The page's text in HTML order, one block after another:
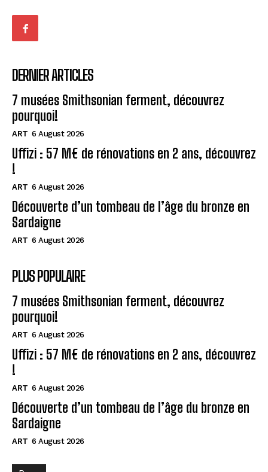
DERNIER ARTICLES
7 musées Smithsonian ferment, découvrez
pourquoi!
ART 6 August 2026
Uffizi : 57 M€ de rénovations en 2 ans, découvrez
!
ART 6 August 2026
Découverte d’un tombeau de l’âge du bronze en
Sardaigne
ART 6 August 2026
PLUS POPULAIRE
7 musées Smithsonian ferment, découvrez
pourquoi!
ART 6 August 2026
Uffizi : 57 M€ de rénovations en 2 ans, découvrez
!
ART 6 August 2026
Découverte d’un tombeau de l’âge du bronze en
Sardaigne
ART 6 August 2026